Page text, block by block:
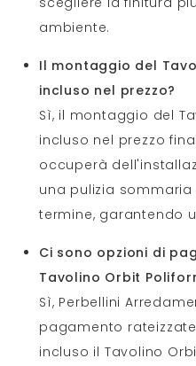
ambiente.
Il montaggio del
incluso nel prezzo?
Sì, il montaggio del
incluso nel prezzo
occuperà
una pulizia
termine, garantendo
Ci sono opzioni di
Tavolino Orbit
Sì, Perbellini
pagamento
incluso il Tavolino